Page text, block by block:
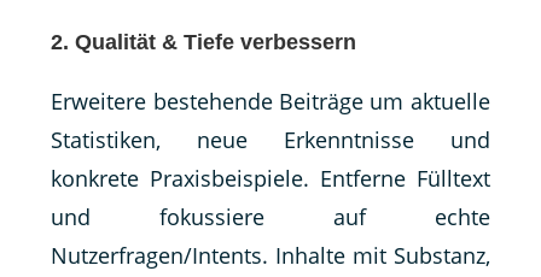
2. Qualität & Tiefe verbessern
Erweitere bestehende Beiträge um aktuelle
Statistiken, neue Erkenntnisse und
konkrete Praxisbeispiele. Entferne Fülltext
und fokussiere auf echte
Nutzerfragen/Intents. Inhalte mit Substanz,